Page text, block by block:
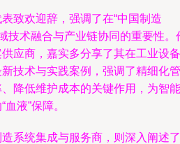
致欢迎辞，强调了在“中国制造
技术融合与产业链协同的重要性。
应商，嘉实多分享了其在工业设备
技术与实践案例，强调了精细化管
降低维护成本的关键作用，为智能
液”保障。
系统集成与服务商，则深入阐述了